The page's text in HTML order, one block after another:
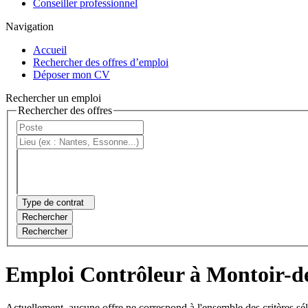
Conseiller professionnel
Navigation
Accueil
Rechercher des offres d’emploi
Déposer mon CV
Rechercher un emploi
Rechercher des offres
Type de contrat
Rechercher
Rechercher
Emploi Contrôleur à Montoir-